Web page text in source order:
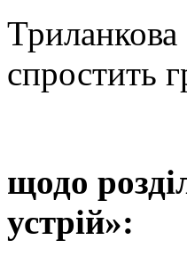
Триланкова
спростить
щодо
устрій»: